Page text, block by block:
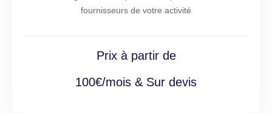
fournisseurs de votre activité
Prix à partir de
100€/mois & Sur devis